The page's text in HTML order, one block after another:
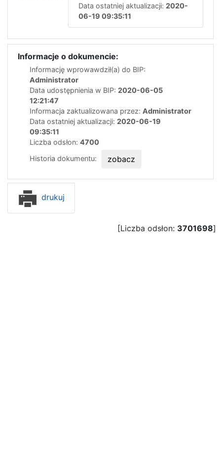
Data ostatniej aktualizacji: 2020-
06-19 09:35:11
Informacje o dokumencie:
Informację wprowawdził(a) do BIP:
Administrator
Data udostępnienia w BIP: 2020-06-05
12:21:47
Informacja zaktualizowana przez: Administrator
Data ostatniej aktualizacji: 2020-06-19
09:35:11
Liczba odsłon: 4700
Historia dokumentu:
zobacz
drukuj
[Liczba odsłon: 3701698]